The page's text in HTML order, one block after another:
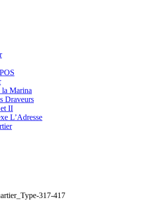
la Marina
Draveurs
II
L’Adresse